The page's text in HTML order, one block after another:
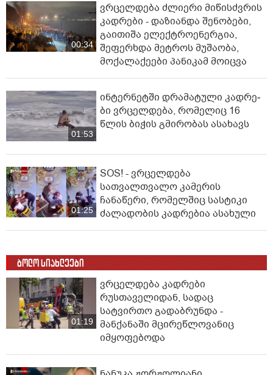
00:34
ვრცელდება ძლიერი მიწისძვრის
კადრები - დაზიანდა შენობები,
გაითიშა ელექტროენერგია,
შეფერხდა მეტროს მუშაობა,
მოქალაქეები პანიკამ მოიცვა
01:53
ინ­ტერ­ნეტ­ში დრა­მა­ტუ­ლი კად­რე­
ბი ვრცელდება, რომელიც 16
წლის ბიჭის გმირობას ასახავს
01:25
SOS! - ვრცელდება
სათვალთვალო კამერის
ჩანაწერი, რომელშიც სასტიკი
ძალადობის კადრებია ასახული
ბოლო სიახლეები
01:19
ვრცელდება კადრები
რუსთაველიდან, სადაც
სატვირთო გადაბრუნდა -
მანქანაში მცირეწლოვანიც
იმყოფებოდა